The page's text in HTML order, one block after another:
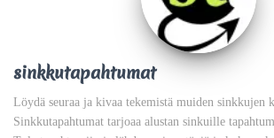
sinkkutapahtumat
Löydä seuraa ja kivaa tekemistä muiden sinkkujen
Sinkkutapahtumat tarjoaa alustan sinkuille